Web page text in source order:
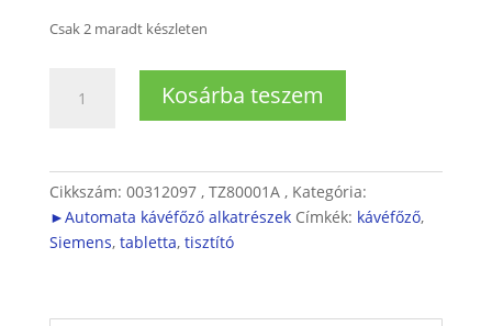
Csak 2 maradt készleten
Tisztítótabletta
mennyiség
Kosárba teszem
Cikkszám: 00312097 , TZ80001A , Kategória:
►Automata kávéfőző alkatrészek Címkék: kávéfőző,
Siemens, tabletta, tisztító